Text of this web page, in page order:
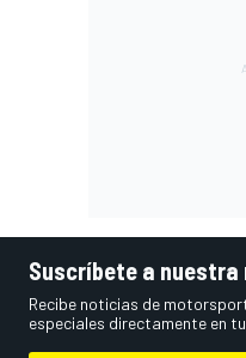
Suscríbete a
Recibe noticias de
especiales directamente en